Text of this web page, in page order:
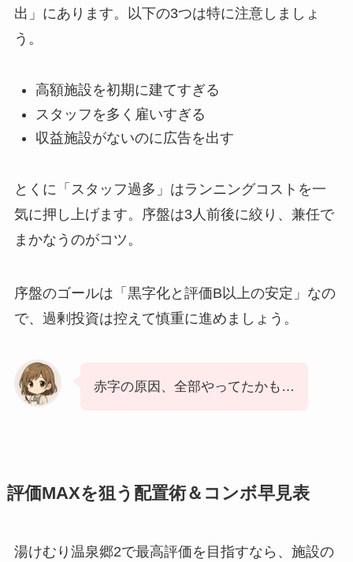
出」にあります。以下の3つは特に注意しましょ
う。
高額施設を初期に建てすぎる
スタッフを多く雇いすぎる
収益施設がないのに広告を出す
とくに「スタッフ過多」はランニングコストを一
気に押し上げます。序盤は3人前後に絞り、兼任で
まかなうのがコツ。
序盤のゴールは「黒字化と評価B以上の安定」なの
で、過剰投資は控えて慎重に進めましょう。
赤字の原因、全部やってたかも…
評価MAXを狙う配置術＆コンボ早見表
湯けむり温泉郷2で最高評価を目指すなら、施設の